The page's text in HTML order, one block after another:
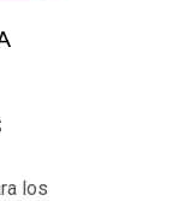
los